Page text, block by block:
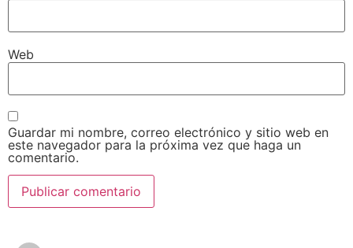
Web
Guardar mi nombre, correo electrónico y sitio web en
este navegador para la próxima vez que haga un
comentario.